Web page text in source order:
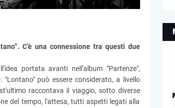
C’è una connessione tra questi due
portata avanti nell'album "Partenze",
può essere considerato, a livello
raccontava il viaggio, sotto diverse
del tempo, l'attesa, tutti aspetti legati alla